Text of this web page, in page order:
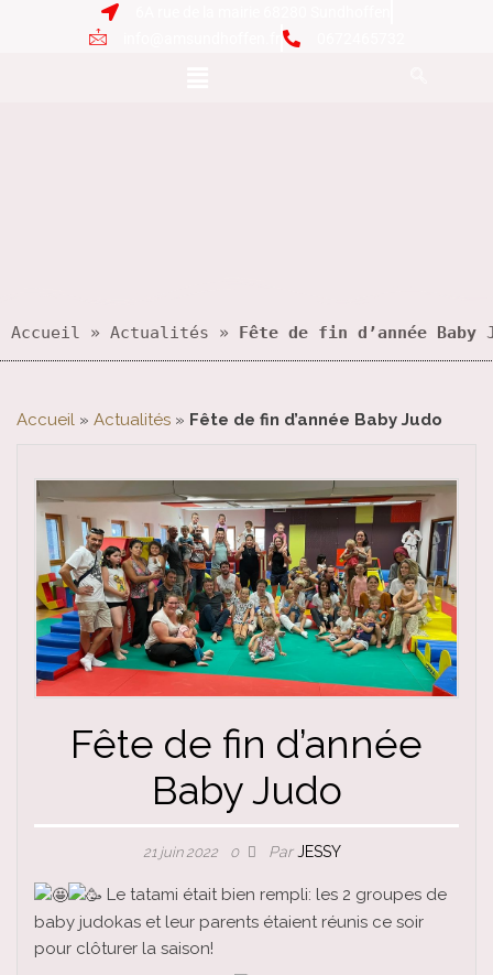
Accueil » Actualités » Fête de fin d’année Baby
Accueil » Actualités » Fête de fin d’année Baby Judo
Fête de fin d’année
Baby Judo
21 juin 2022 0 ParJESSY
Le tatami était bien rempli: les 2 groupes de
baby judokas et leur parents étaient réunis ce soir
pour clôturer la saison!